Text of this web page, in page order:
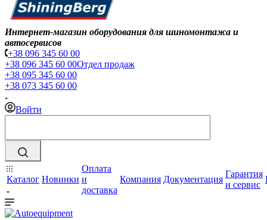
Интернет-магазин оборудования для шиномонтажа и
автосервисов
+38 096 345 60 00
+38 096 345 60 00Отдел продаж
+38 095 345 60 00
+38 073 345 60 00
Войти
Каталог Новинки
Оплата
и
доставка
Компания Документация
Гарантия
и сервис